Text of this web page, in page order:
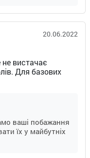
20.06.2022
вистачає
Для базових
ваші побажання
їх у майбутніх